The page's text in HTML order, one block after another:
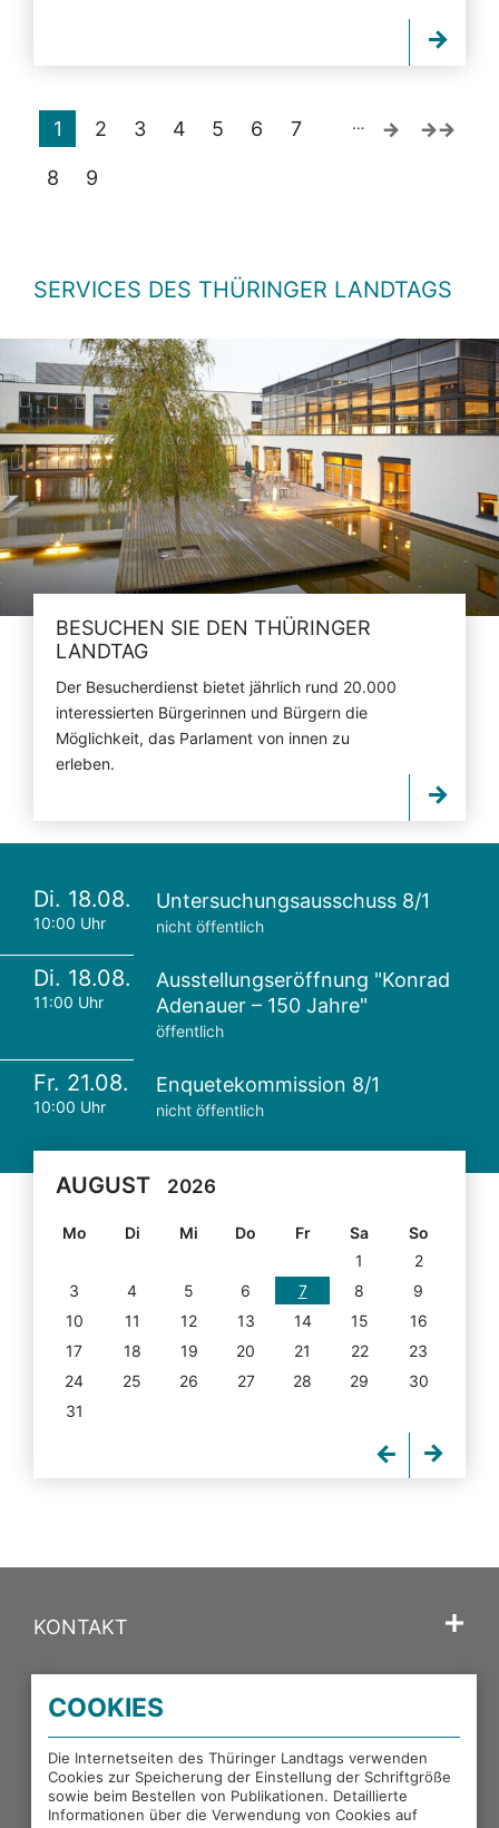
1 2 3 4 5 6 7
8 9
…
SERVICES DES THÜRINGER LANDTAGS
BESUCHEN SIE DEN THÜRINGER
LANDTAG
Der Besucherdienst bietet jährlich rund 20.000
interessierten Bürgerinnen und Bürgern die
Möglichkeit, das Parlament von innen zu
erleben.
Di. 18.08.
10:00 Uhr
Untersuchungsausschuss 8/1
nicht öffentlich
Di. 18.08.
11:00 Uhr
Ausstellungseröffnung "Konrad
Adenauer – 150 Jahre"
öffentlich
Fr. 21.08.
10:00 Uhr
Enquetekommission 8/1
nicht öffentlich
AUGUST 2026
Mo Di Mi Do Fr Sa
So
1
2
3
4 5 6 7 8
9
10
11 12 13 14 15
16
17
18 19 20 21 22
23
24
25 26 27 28 29
30
31
KONTAKT
PORTALE DES THÜRINGER LANDTAGS
EXTERNE LINKS
COOKIES
Die Internetseiten des Thüringer Landtags verwenden
Cookies zur Speicherung der Einstellung der Schriftgröße
sowie beim Bestellen von Publikationen. Detaillierte
Informationen über die Verwendung von Cookies auf